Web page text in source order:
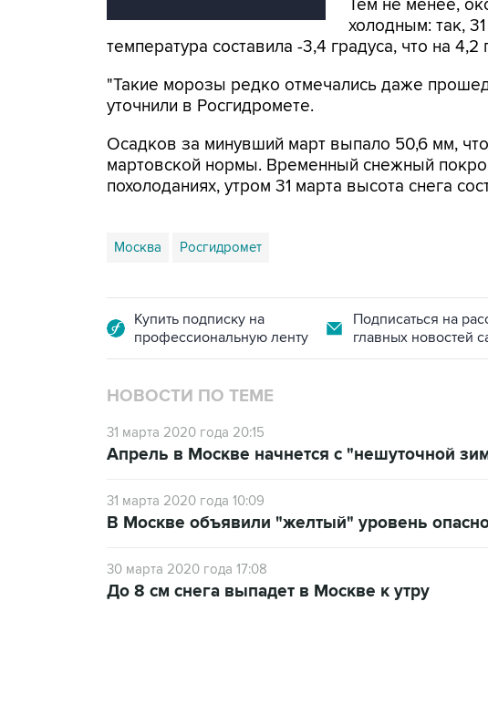
Тем не менее,
холодным: так,
температура составила -3,4 градуса, что на
"Такие морозы редко отмечались даже
уточнили в Росгидромете.
Осадков за минувший март выпало 50,6 мм,
мартовской нормы. Временный снежный
похолоданиях, утром 31 марта высота снега
Москва Росгидромет
Купить подписку на
профессиональную ленту
Подписаться на
главных новостей
НОВОСТИ ПО ТЕМЕ
31 марта 2020 года 20:15
Апрель в Москве начнется с "нешуточной
31 марта 2020 года 10:09
В Москве объявили "желтый" уровень
30 марта 2020 года 17:08
До 8 см снега выпадет в Москве к утру